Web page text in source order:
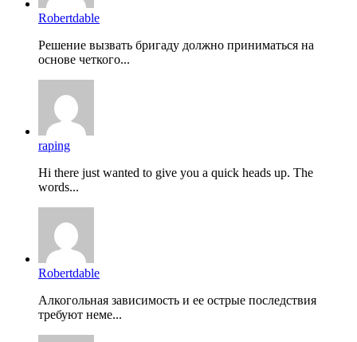
Robertdable
Решение вызвать бригаду должно приниматься на
основе четкого...
raping
Hi there just wanted to give you a quick heads up. The
words...
Robertdable
Алкогольная зависимость и ее острые последствия
требуют неме...